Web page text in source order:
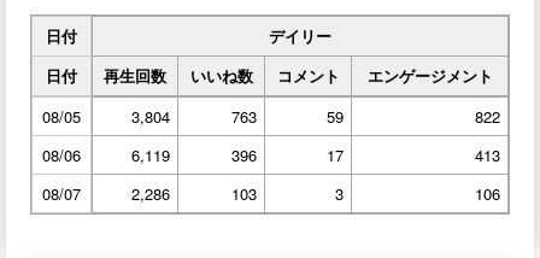
日付
デイリー
日付
再生回数 いいね数 コメント
エンゲージメント
08/05
3,804 763 59
822
08/06
6,119 396 17
413
08/07
2,286 103 3 106